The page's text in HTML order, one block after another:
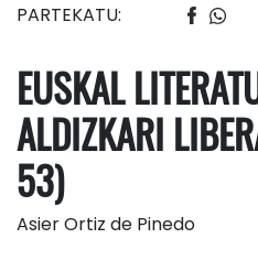
PARTEKATU:
EUSKAL
ALDIZKARI
53)
Asier Ortiz de Pinedo